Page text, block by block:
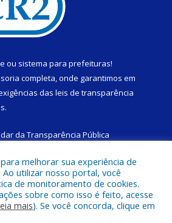
ou sistema para prefeituras!
completa, onde garantimos em
das leis de transparência
da Transparência Pública
a Câmara Municipal de São
do Capim.
melhorar sua experiência de
utilizar nosso portal, você
de monitoramento de cookies.
sobre como isso é feito, acesse
mais). Se você concorda, clique em